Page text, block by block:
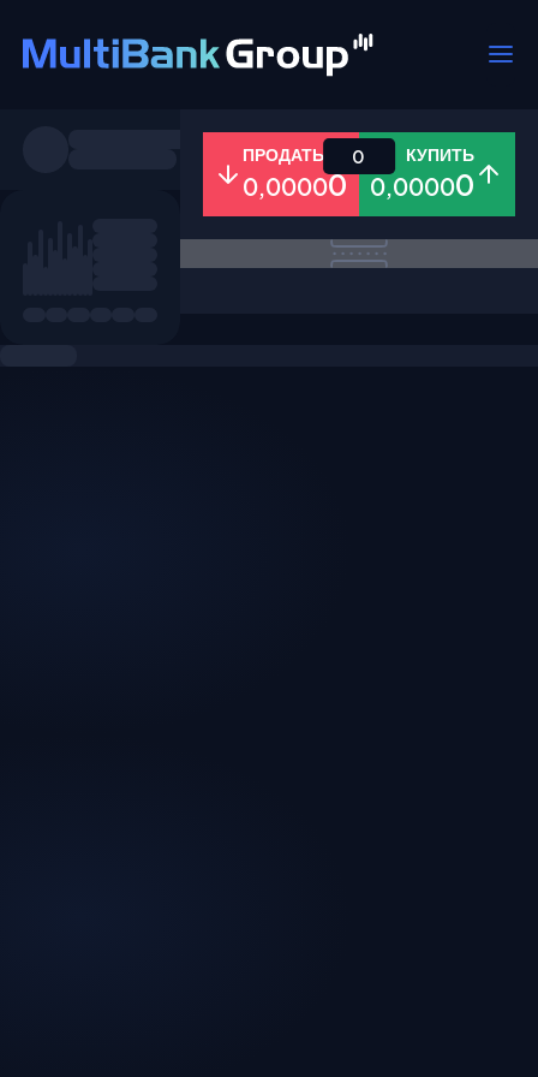
Все Форекс Металлы
ПРОДАТЬ
0,00000
КУПИТЬ
0,00000
0